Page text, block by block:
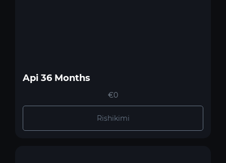
Api 36 Months
€0
Rishikimi